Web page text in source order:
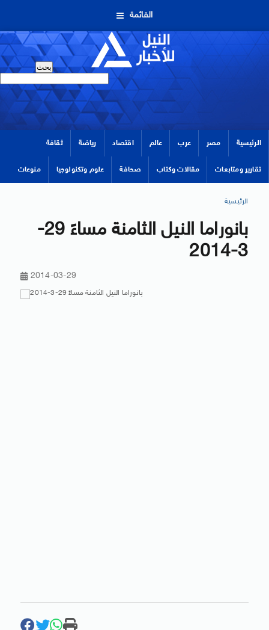
القائمة
الرئيسية مصر عرب عالم اقتصاد رياضة ثقافة
تقارير ومتابعات مقالات وكتاب صحافة علوم وتكنولوجيا منوعات
الرئيسية
بانوراما النيل الثامنة مساءً 29-
3-2014
2014-03-29